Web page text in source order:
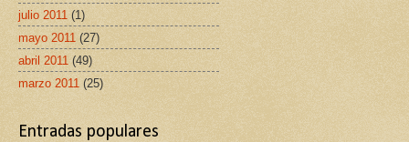
julio 2011 (1)
mayo 2011 (27)
abril 2011 (49)
marzo 2011 (25)
Entradas populares